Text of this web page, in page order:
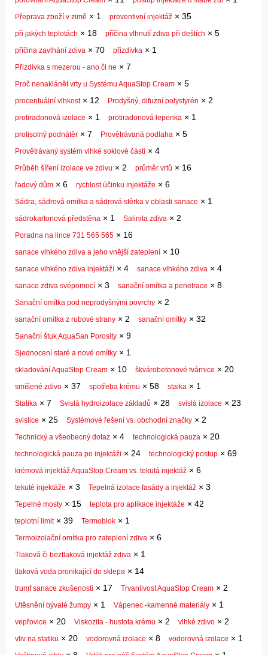
Přeprava zboží v zimě × 1 preventivní injektáž × 35
při jakých teplotách × 18 příčina vlhnutí zdiva při deštích × 5
příčina zavlhání zdiva × 70 přizdívka × 1
Přizdívka s mezerou - ano či ne × 7
Proč nenaklánět vrty u Systému AquaStop Cream × 5
procentuální vlhkost× 12 Prodyšný, difuzní polystyrén × 2
protiradonová izolace × 1 protiradonová lepenka × 1
protisolný podnátěr × 7 Provětrávaná podlaha × 5
Provětrávaný systém vlhké soklové části × 4
Průběh šíření izolace ve zdivu × 2 průměr vrtů × 16
řadový dům × 6 rychlost účinku injektáže × 6
Sádra, sádrová omítka a sádrová stěrka v oblasti sanace × 1
sádrokartonová předstěna × 1 Salinita zdiva × 2
Poradna na lince 731 565 565 × 16
sanace vlhkého zdiva a jeho vnější zateplení × 10
sanace vlhkého zdiva injektáží × 4 sanace vlhkého zdiva × 4
sanace zdiva svépomocí × 3 sanační omítka a penetrace × 8
Sanační omítka pod neprodyšnými povrchy × 2
sanační omítka z rubové strany × 2 sanační omítky × 32
Sanační štuk AquaSan Porosity × 9
Sjednocení staré a nové omítky × 1
skladování AquaStop Cream × 10 škvárobetonové tvárnice × 20
smíšené zdivo × 37 spotřeba krému × 58 staika × 1
Statika × 7 Svislá hydroizolace základů × 28 svislá izolace × 23
svislice × 25 Systémové řešení vs. obchodní značky × 2
Technický a všeobecný dotaz × 4 technologická pauza × 20
technologická pauza po injektáži × 24 technologický postup × 69
krémová injektáž AquaStop Cream vs. tekutá injektáž × 6
tekuté injektáže × 3 Tepelná izolace fasády a injektáž × 3
Tepelné mosty × 15 teplota pro aplikace injektáže × 42
teplotní limit× 39 Termoblok × 1
Termoizolační omítka pro zateplení zdiva × 6
Tlaková či beztlaková injektáž zdiva × 1
tlaková voda pronikající do sklepa × 14
trumf sanace zkušenosti × 17 Trvanlivost AquaStop Cream × 2
Utěsnění bývalé žumpy × 1 Vápenec -kamenné materiály × 1
vepřovice × 20 Viskozita - hustota krému × 2 vlhké zdivo × 2
vliv na statiku × 20 vodorovná izolace × 8 vodorovná izolace × 1